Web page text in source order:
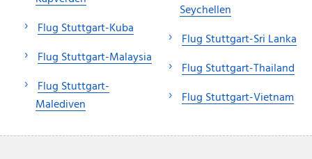
Flug Stuttgart-Kuba
Flug Stuttgart-Malaysia
Flug Stuttgart-
Malediven
Seychellen
Flug Stuttgart-Sri Lanka
Flug Stuttgart-Thailand
Flug Stuttgart-Vietnam